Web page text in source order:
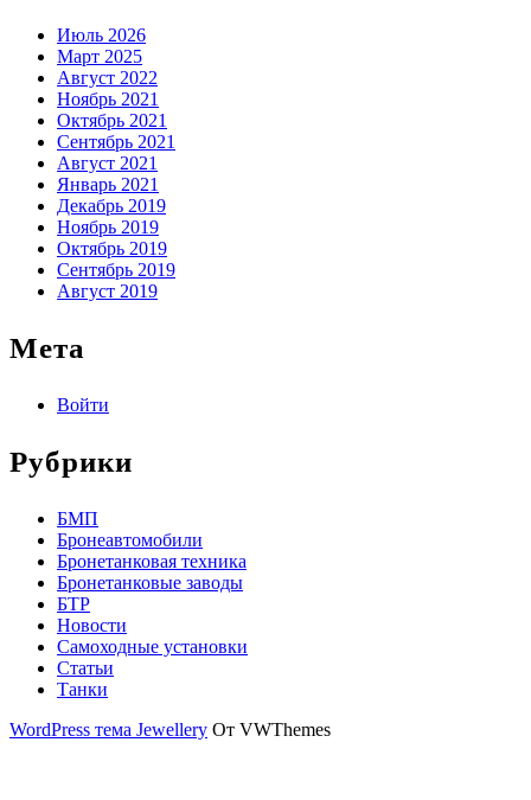
Июль 2026
Март 2025
Август 2022
Ноябрь 2021
Октябрь 2021
Сентябрь 2021
Август 2021
Январь 2021
Декабрь 2019
Ноябрь 2019
Октябрь 2019
Сентябрь 2019
Август 2019
Мета
Войти
Рубрики
БМП
Бронеавтомобили
Бронетанковая техника
Бронетанковые заводы
БТР
Новости
Самоходные установки
Статьи
Танки
WordPress тема Jewellery От VWThemes